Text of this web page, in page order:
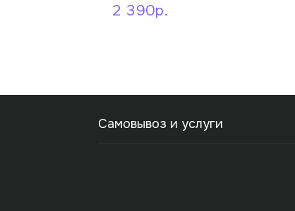
2 390р.
Самовывоз и услуги